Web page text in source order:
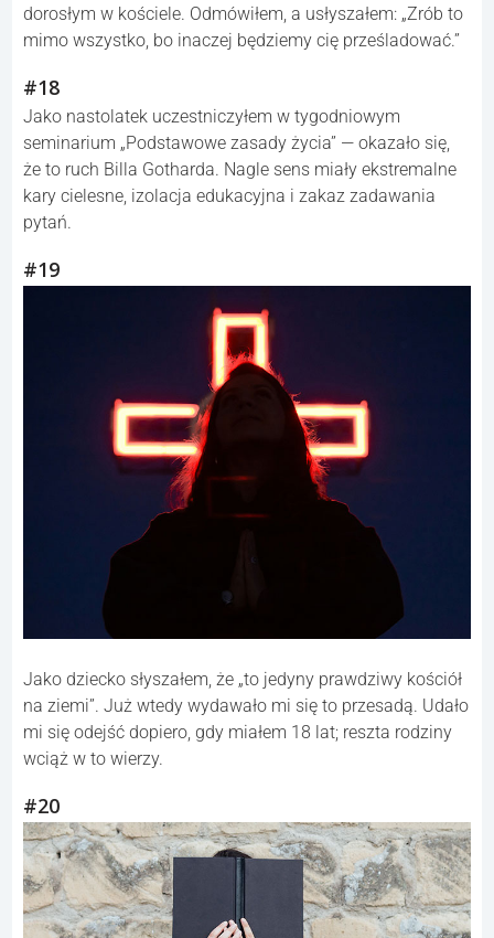
dorosłym w kościele. Odmówiłem, a usłyszałem: „Zrób to
mimo wszystko, bo inaczej będziemy cię prześladować.”
#18
Jako nastolatek uczestniczyłem w tygodniowym
seminarium „Podstawowe zasady życia” — okazało się,
że to ruch Billa Gotharda. Nagle sens miały ekstremalne
kary cielesne, izolacja edukacyjna i zakaz zadawania
pytań.
#19
Jako dziecko słyszałem, że „to jedyny prawdziwy kościół
na ziemi”. Już wtedy wydawało mi się to przesadą. Udało
mi się odejść dopiero, gdy miałem 18 lat; reszta rodziny
wciąż w to wierzy.
#20